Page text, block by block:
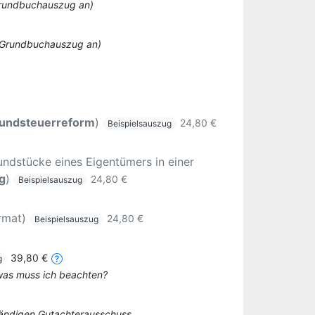
an)
an)
) Beispielsauszug 24,80 €
eines Eigentümers in einer
) Beispielsauszug 24,80 €
Beispielsauszug 24,80 €
39,80 €
muss ich beachten?